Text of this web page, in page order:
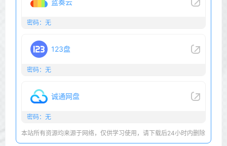
蓝奏云
密码：无
123盘
密码：无
诚通网盘
密码：无
本站所有资源均来源于网络，仅供学习使用，请下载后24小时内删除